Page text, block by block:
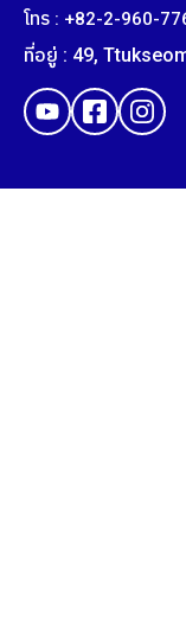
โทร : +82-2-960-
ที่อยู่ : 49,